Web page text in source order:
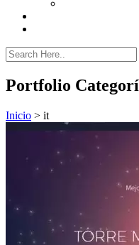
Portfolio
Inicio > it